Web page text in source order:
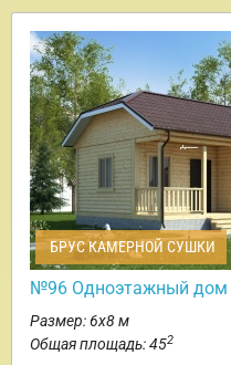
БРУС КАМЕРНОЙ СУШКИ
№96 Одноэтажный дом
Размер: 6х8 м
Общая площадь: 452